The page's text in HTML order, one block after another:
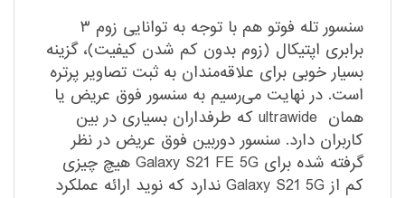
سنسور تله فوتو هم با توجه به توانایی زوم ۳
برابری اپتیکال (زوم بدون کم شدن کیفیت)، گزینه
بسیار خوبی برای علاقه‌مندان به ثبت تصاویر پرتره
است. در نهایت می‌رسیم به سنسور فوق عریض یا
همان ultrawide که طرفداران بسیاری در بین
کاربران دارد. سنسور دوربین فوق عریض در نظر
گرفته شده برای Galaxy S21 FE 5G هیچ چیزی
کم از Galaxy S21 5G ندارد که نوید ارائه عملکرد